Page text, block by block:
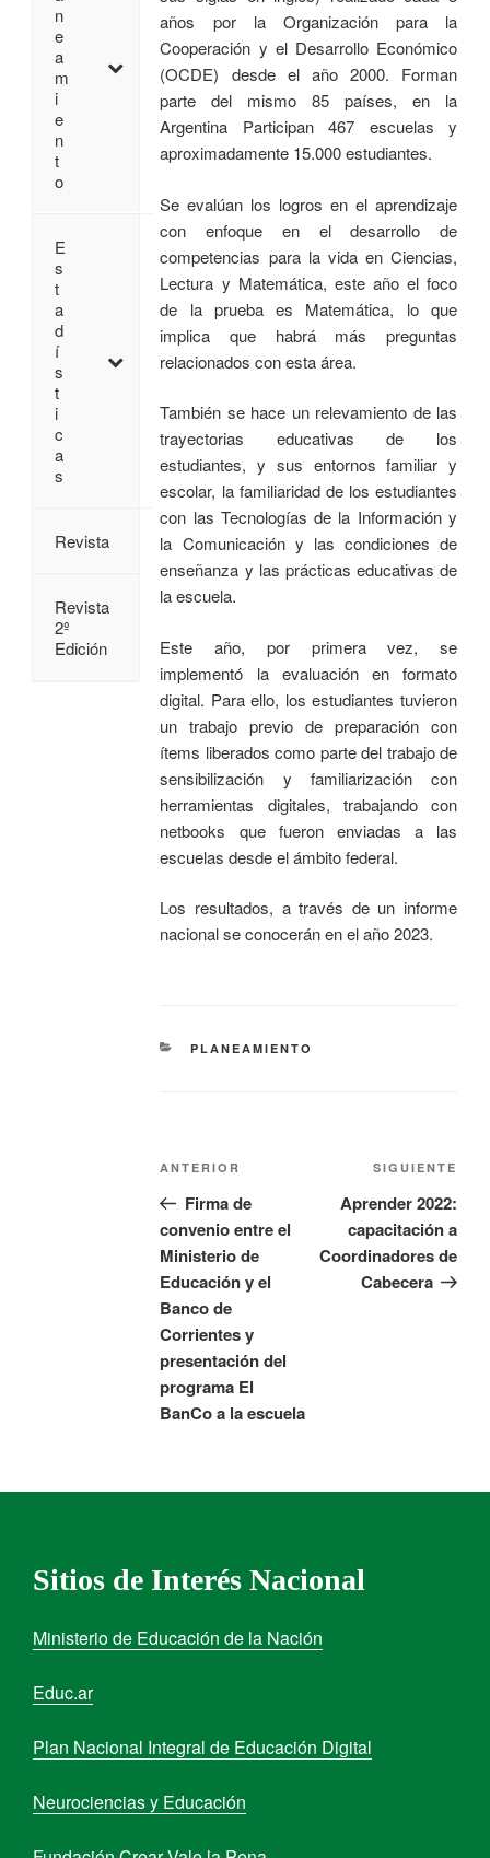
años por la Organización para la
Cooperación y el Desarrollo Económico
(OCDE) desde el año 2000. Forman
parte del mismo 85 países, en la
Argentina Participan 467 escuelas y
aproximadamente 15.000 estudiantes.
Se evalúan los logros en el aprendizaje
con enfoque en el desarrollo de
competencias para la vida en Ciencias,
Lectura y Matemática, este año el foco
de la prueba es Matemática, lo que
implica que habrá más preguntas
relacionados con esta área.
También se hace un relevamiento de las
trayectorias educativas de los
estudiantes, y sus entornos familiar y
escolar, la familiaridad de los estudiantes
con las Tecnologías de la Información y
la Comunicación y las condiciones de
enseñanza y las prácticas educativas de
la escuela.
Este año, por primera vez, se
implementó la evaluación en formato
digital. Para ello, los estudiantes tuvieron
un trabajo previo de preparación con
ítems liberados como parte del trabajo de
sensibilización y familiarización con
herramientas digitales, trabajando con
netbooks que fueron enviadas a las
escuelas desde el ámbito federal.
Los resultados, a través de un informe
nacional se conocerán en el año 2023.
PLANEAMIENTO
ANTERIOR
Firma de
convenio entre el
Ministerio de
Educación y el
Banco de
Corrientes y
presentación del
programa El
BanCo a la escuela
SIGUIENTE
Aprender 2022:
capacitación a
Coordinadores de
Cabecera
n
e
a
m
i
e
n
t
o
E
s
t
a
d
í
s
t
i
c
a
s
Revista
Revista
2º
Edición
Sitios de Interés Nacional
Ministerio de Educación de la Nación
Educ.ar
Plan Nacional Integral de Educación Digital
Neurociencias y Educación